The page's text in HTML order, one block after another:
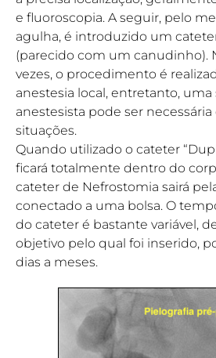
e fluoroscopia. A seguir, pelo
agulha, é introduzido um
(parecido com um canudinho).
vezes, o procedimento é
anestesia local, entretanto, uma
anestesista pode ser
situações.
Quando utilizado o cateter
ficará totalmente dentro do
cateter de Nefrostomia sairá
conectado a uma bolsa. O
do cateter é bastante variável,
objetivo pelo qual foi inserido,
dias a meses.